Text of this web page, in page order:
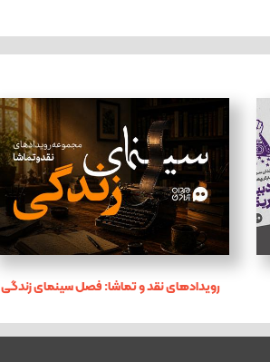
رویدادهای نقد و تماشا: فصل سینمای زندگی